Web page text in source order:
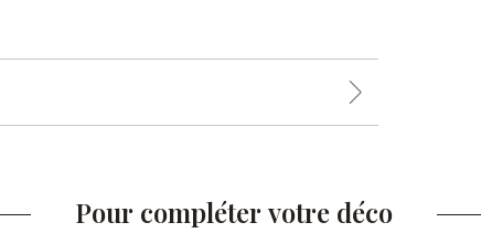
Pour compléter votre déco